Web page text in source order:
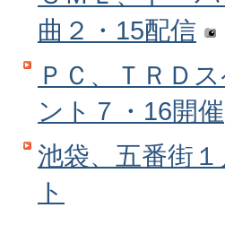
曲２・15配信
ＰＣ、ＴＲＤ
ント７・16開催
池袋、五番街
ト